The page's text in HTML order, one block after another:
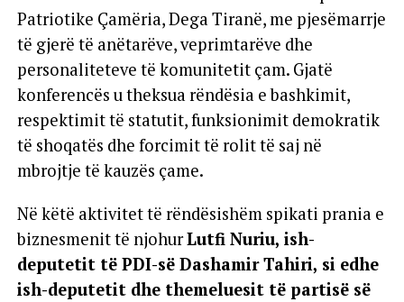
Patriotike Çamëria, Dega Tiranë, me pjesëmarrje
të gjerë të anëtarëve, veprimtarëve dhe
personaliteteve të komunitetit çam. Gjatë
konferencës u theksua rëndësia e bashkimit,
respektimit të statutit, funksionimit demokratik
të shoqatës dhe forcimit të rolit të saj në
mbrojtje të kauzës çame.
Në këtë aktivitet të rëndësishëm spikati prania e
biznesmenit të njohurLutfi Nuriu, ish-
deputetit të PDI-së Dashamir Tahiri, si edhe
ish-deputetit dhe themeluesit të partisë së